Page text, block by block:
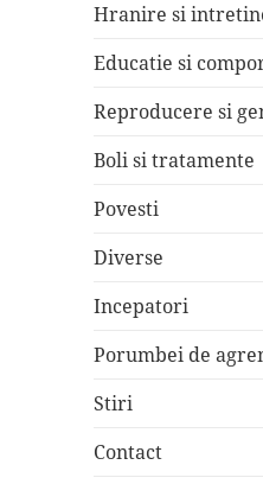
Hranire si
Educatie si
Reproducere si
Boli si tratamente
Povesti
Diverse
Incepatori
Porumbei de
Stiri
Contact